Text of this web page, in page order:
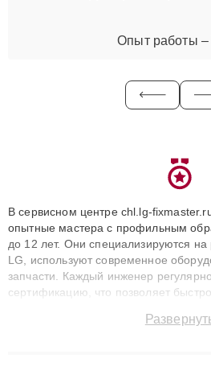
Опыт работы –
В сервисном центре chl.lg-
опытные мастера с профильным
до 12 лет. Они специализируются
LG, используют современное
запчасти. Каждый инженер
сертификацию, что позволяет
до 3 лет. Наши мастера решают